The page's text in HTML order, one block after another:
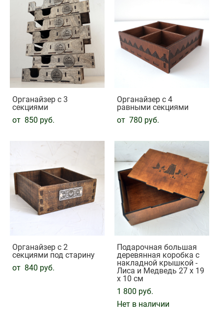
Органайзер с 3
секциями
от 850 pуб.
Органайзер с 4
равными секциями
от 780 pуб.
Органайзер с 2
секциями под старину
от 840 pуб.
Подарочная большая
деревянная коробка с
накладной крышкой -
Лиса и Медведь 27 х 19
х 10 см
1 800 pуб.
Нет в наличии